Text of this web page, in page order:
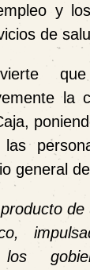
y
de
la
general
los